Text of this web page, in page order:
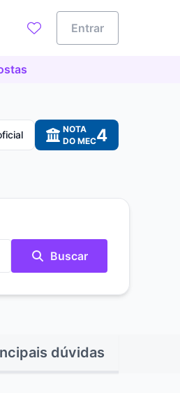
Entrar
NOTA
DO MEC4
Buscar
dúvidas